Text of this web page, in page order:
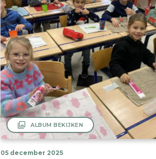
filter ALBUM BEKIJKEN
05 december 2025